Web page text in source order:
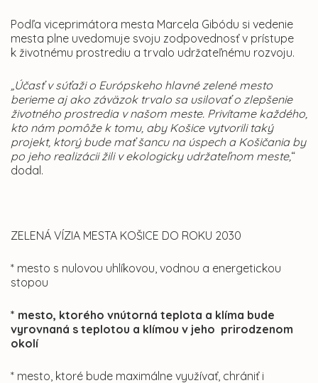
Podľa viceprimátora mesta Marcela Gibódu si vedenie
mesta plne uvedomuje svoju zodpovednosť v prístupe
k životnému prostrediu a trvalo udržateľnému rozvoju.
„Účasť v súťaži o Európskeho hlavné zelené mesto
berieme aj ako záväzok trvalo sa usilovať o zlepšenie
životného prostredia v našom meste. Privítame každého,
kto nám pomôže k tomu, aby Košice vytvorili taký
projekt, ktorý bude mať šancu na úspech a Košičania by
po jeho realizácii žili v ekologicky udržateľnom meste,“
dodal.
ZELENÁ VÍZIA MESTA KOŠICE DO ROKU 2030
* mesto s nulovou uhlíkovou, vodnou a energetickou
stopou
* mesto, ktorého vnútorná teplota a klíma bude
vyrovnaná s teplotou a klímou v jeho prirodzenom
okolí
* mesto, ktoré bude maximálne využívať, chrániť i